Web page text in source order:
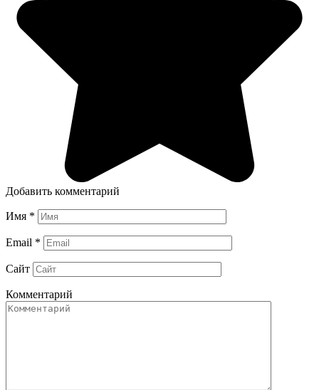
Добавить комментарий
Имя *
Email *
Сайт
Комментарий